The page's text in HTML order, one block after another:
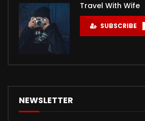
Travel With Wife
SUBSCRIBE
NEWSLETTER